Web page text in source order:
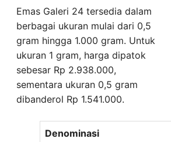
Emas Galeri 24 tersedia dalam
berbagai ukuran mulai dari 0,5
gram hingga 1.000 gram. Untuk
ukuran 1 gram, harga dipatok
sebesar Rp 2.938.000,
sementara ukuran 0,5 gram
dibanderol Rp 1.541.000.
Denominasi